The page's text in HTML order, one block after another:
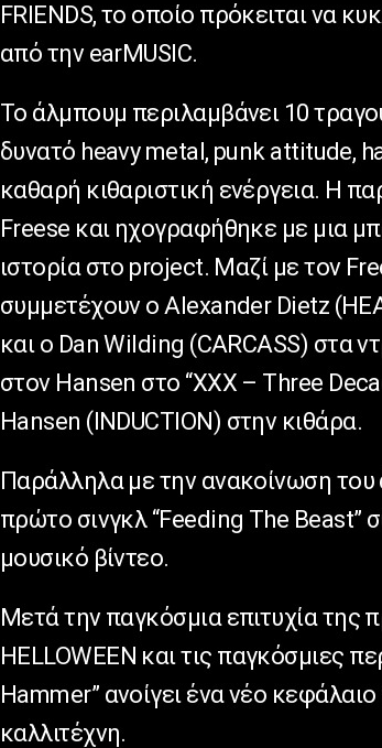
FRIENDS, το οποίο πρόκειται να
από την earMUSIC.
Το άλμπουμ περιλαμβάνει 10
δυνατό heavy metal, punk attitude,
καθαρή κιθαριστική ενέργεια. Η
Freese και ηχογραφήθηκε με μια
ιστορία στο project. Μαζί με τον
συμμετέχουν ο Alexander Dietz
και ο Dan Wilding (CARCASS) στα
στον Hansen στο “XXX – Three
Hansen (INDUCTION) στην κιθάρα.
Παράλληλα με την ανακοίνωση
πρώτο σινγκλ “Feeding The Beast”
μουσικό βίντεο.
Μετά την παγκόσμια επιτυχία
HELLOWEEN και τις παγκόσμιες
Hammer” ανοίγει ένα νέο
καλλιτέχνη.